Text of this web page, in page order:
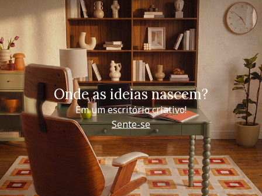
Onde as ideias nascem?
Em um escritório criativo!
Sente-se